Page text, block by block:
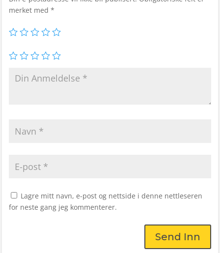
merket med *
Lagre mitt navn, e-post og nettside i denne nettleseren
for neste gang jeg kommenterer.
Send Inn